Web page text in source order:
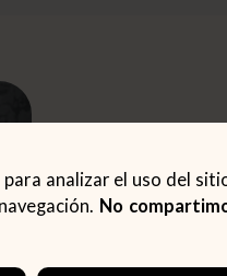
analizar el uso del
No